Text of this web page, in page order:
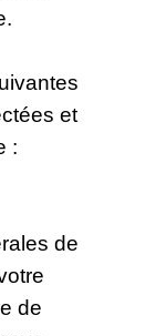
et
:
de
de